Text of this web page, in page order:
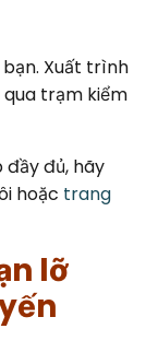
bạn. Xuất trình
qua trạm kiểm
đủ, hãy
hoặc trang
lỡ